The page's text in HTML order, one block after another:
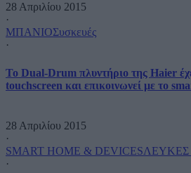
28 Απριλίου 2015
·
ΜΠΑΝΙΟΣυσκευές
·
Το Dual-Drum πλυντήριο της Haier
touchscreen και επικοινωνεί με το
28 Απριλίου 2015
·
SMART HOME & DEVICESΛΕΥΚΕΣ
·